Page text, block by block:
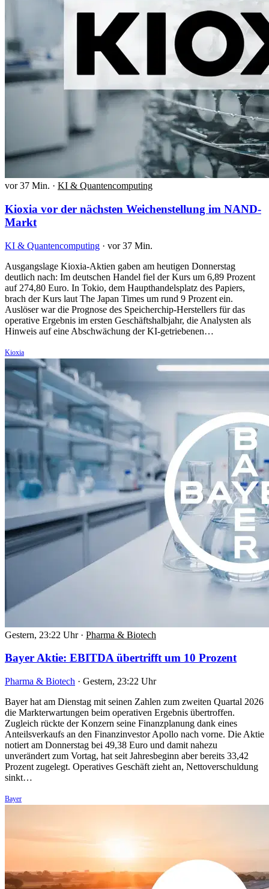
vor 37 Min. · KI & Quantencomputing
Kioxia vor der nächsten Weichenstellung im NAND-
Markt
KI & Quantencomputing · vor 37 Min.
Ausgangslage Kioxia-Aktien gaben am heutigen Donnerstag
deutlich nach: Im deutschen Handel fiel der Kurs um 6,89 Prozent
auf 274,80 Euro. In Tokio, dem Haupthandelsplatz des Papiers,
brach der Kurs laut The Japan Times um rund 9 Prozent ein.
Auslöser war die Prognose des Speicherchip-Herstellers für das
operative Ergebnis im ersten Geschäftshalbjahr, die Analysten als
Hinweis auf eine Abschwächung der KI-getriebenen…
Kioxia
Gestern, 23:22 Uhr · Pharma & Biotech
Bayer Aktie: EBITDA übertrifft um 10 Prozent
Pharma & Biotech · Gestern, 23:22 Uhr
Bayer hat am Dienstag mit seinen Zahlen zum zweiten Quartal 2026
die Markterwartungen beim operativen Ergebnis übertroffen.
Zugleich rückte der Konzern seine Finanzplanung dank eines
Anteilsverkaufs an den Finanzinvestor Apollo nach vorne. Die Aktie
notiert am Donnerstag bei 49,38 Euro und damit nahezu
unverändert zum Vortag, hat seit Jahresbeginn aber bereits 33,42
Prozent zugelegt. Operatives Geschäft zieht an, Nettoverschuldung
sinkt…
Bayer